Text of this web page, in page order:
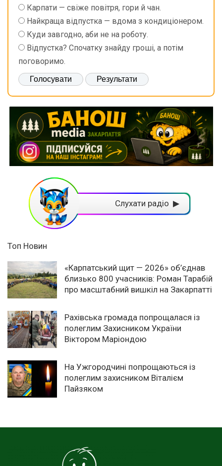
Карпати — свіже повітря, гори й чан.
Найкраща відпустка — вдома з кондиціонером.
Куди завгодно, аби не на роботу.
Відпустка? Спочатку знайду гроші, а потім
поговоримо.
Слухати радіо ▶
Топ Новин
«Карпатський щит — 2026» об’єднав
близько 800 учасників: Роман Тарабій
про масштабний вишкіл на Закарпатті
Рахівська громада попрощалася із
полеглим Захисником України
Віктором Маріондою
На Ужгородчині попрощаються із
полеглим захисником Віталієм
Пайзяком